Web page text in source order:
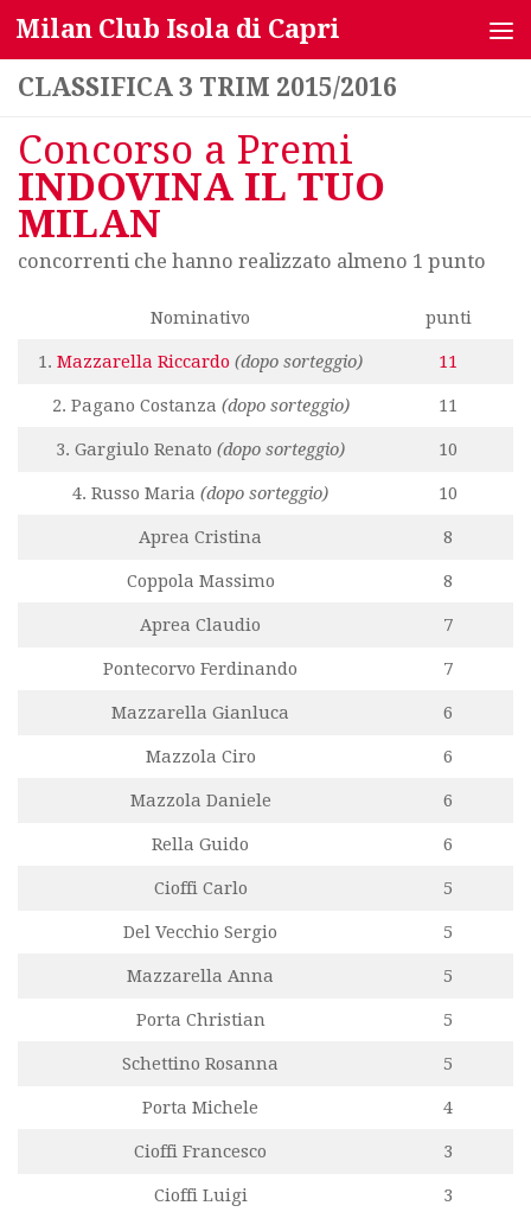
Salta al contenuto
Milan Club Isola di Capri
CLASSIFICA 3 TRIM 2015/2016
Concorso a Premi
INDOVINA IL TUO
MILAN
concorrenti che hanno realizzato almeno 1 punto
Nominativo punti
1. Mazzarella Riccardo (dopo sorteggio) 11
2. Pagano Costanza (dopo sorteggio) 11
3. Gargiulo Renato (dopo sorteggio) 10
4. Russo Maria (dopo sorteggio) 10
Aprea Cristina 8
Coppola Massimo 8
Aprea Claudio 7
Pontecorvo Ferdinando 7
Mazzarella Gianluca 6
Mazzola Ciro 6
Mazzola Daniele 6
Rella Guido 6
Cioffi Carlo 5
Del Vecchio Sergio 5
Mazzarella Anna 5
Porta Christian 5
Schettino Rosanna 5
Porta Michele 4
Cioffi Francesco 3
Cioffi Luigi 3